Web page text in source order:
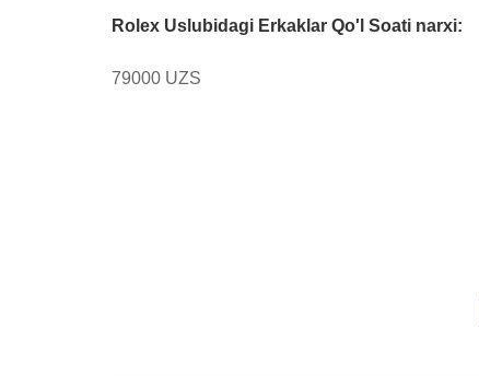
Rolex Uslubidagi Erkaklar Qo'l Soati narxi:
79000 UZS